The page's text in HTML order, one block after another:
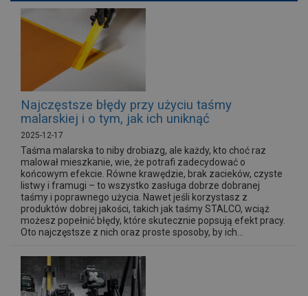
Najczęstsze błędy przy użyciu taśmy
malarskiej i o tym, jak ich uniknąć
2025-12-17
Taśma malarska to niby drobiazg, ale każdy, kto choć raz
malował mieszkanie, wie, że potrafi zadecydować o
końcowym efekcie. Równe krawędzie, brak zacieków, czyste
listwy i framugi – to wszystko zasługa dobrze dobranej
taśmy i poprawnego użycia. Nawet jeśli korzystasz z
produktów dobrej jakości, takich jak taśmy STALCO, wciąż
możesz popełnić błędy, które skutecznie popsują efekt pracy.
Oto najczęstsze z nich oraz proste sposoby, by ich...